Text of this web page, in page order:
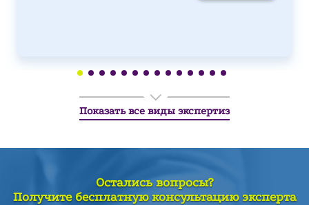
Показать все виды экспертиз
Остались вопросы?
Получите бесплатную консультацию эксперта